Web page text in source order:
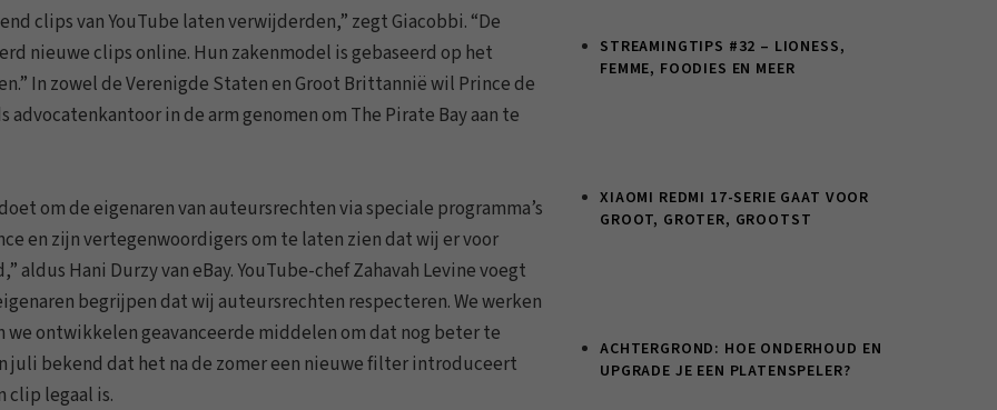
clips van YouTube laten verwijderden,” zegt Giacobbi. “De
nieuwe clips online. Hun zakenmodel is gebaseerd op het
In zowel de Verenigde Staten en Groot Brittannië wil Prince de
advocatenkantoor in de arm genomen om The Pirate Bay aan te
om de eigenaren van auteursrechten via speciale programma’s
en zijn vertegenwoordigers om te laten zien dat wij er voor
Hani Durzy van eBay. YouTube-chef Zahavah Levine voegt
begrijpen dat wij auteursrechten respecteren. We werken
ontwikkelen geavanceerde middelen om dat nog beter te
juli bekend dat het na de zomer een nieuwe filter introduceert
legaal is.
STREAMINGTIPS #32 – LIONESS,
FEMME, FOODIES EN MEER
XIAOMI REDMI 17-SERIE GAAT VOOR
GROOT, GROTER, GROOTST
ACHTERGROND: HOE ONDERHOUD EN
UPGRADE JE EEN PLATENSPELER?